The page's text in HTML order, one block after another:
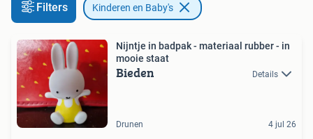
Filters Kinderen en Baby's
Nijntje in badpak - materiaal rubber - in
mooie staat
Bieden Details
Drunen 4 jul 26